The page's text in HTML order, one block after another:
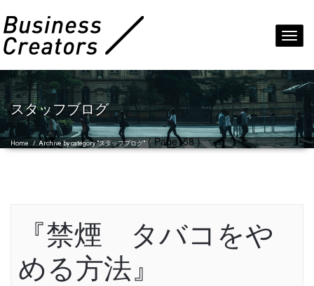
スタッフブログ
Home /Archive by category "スタッフブログ"( Page158 )
『禁煙 タバコをや
める方法』